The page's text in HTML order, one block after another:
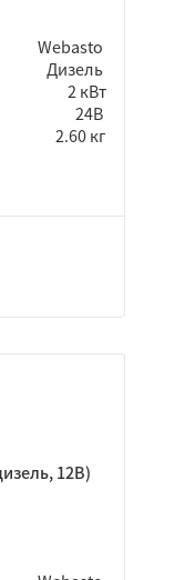
Webasto
Дизель
2 кВт
24В
2.60 кг
12В)